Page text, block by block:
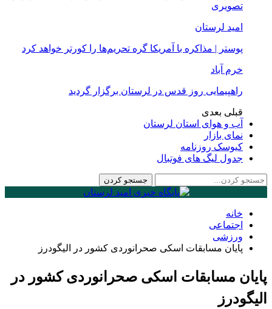
تصویری
امید لرستان
پوستر | مذاکره با آمریکا گره تحریم‌ها را کورتر خواهد کرد
خرم آباد
راهپیمایی روز قدس در لرستان برگزار گردید
قبلی بعدی
آب و هوای استان لرستان
نمای بازار
کیوسک روزنامه
جدول لیگ های فوتبال
خانه
اجتماعی
ورزشی
پایان مسابقات اسکی صحرانوردی کشور در الیگودرز
پایان مسابقات اسکی صحرانوردی کشور در
الیگودرز